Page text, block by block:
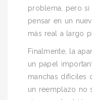
problema, pero si
pensar en un
más real a largo
Finalmente, la
un papel
manchas difíciles
un reemplazo no